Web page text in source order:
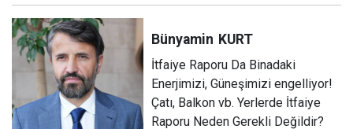
Bünyamin KURT
İtfaiye Raporu Da Binadaki
Enerjimizi, Güneşimizi engelliyor!
Çatı, Balkon vb. Yerlerde İtfaiye
Raporu Neden Gerekli Değildir?